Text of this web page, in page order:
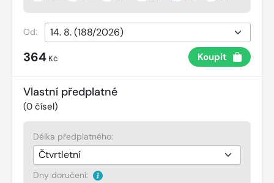
Od:
364 Kč Koupit
Vlastní předplatné
(0 čísel)
Délka předplatného:
Dny doručení: